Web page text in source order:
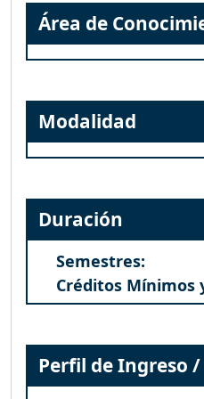
Área de
Modalidad
Duración
Semestres:
Créditos Mínimos
Perfil de Ingreso